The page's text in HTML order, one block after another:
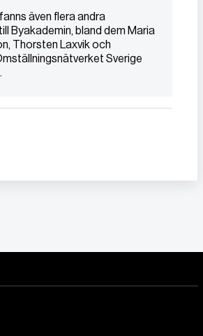
även flera andra
Byakademin, bland dem Maria
Thorsten Laxvik och
Sverige